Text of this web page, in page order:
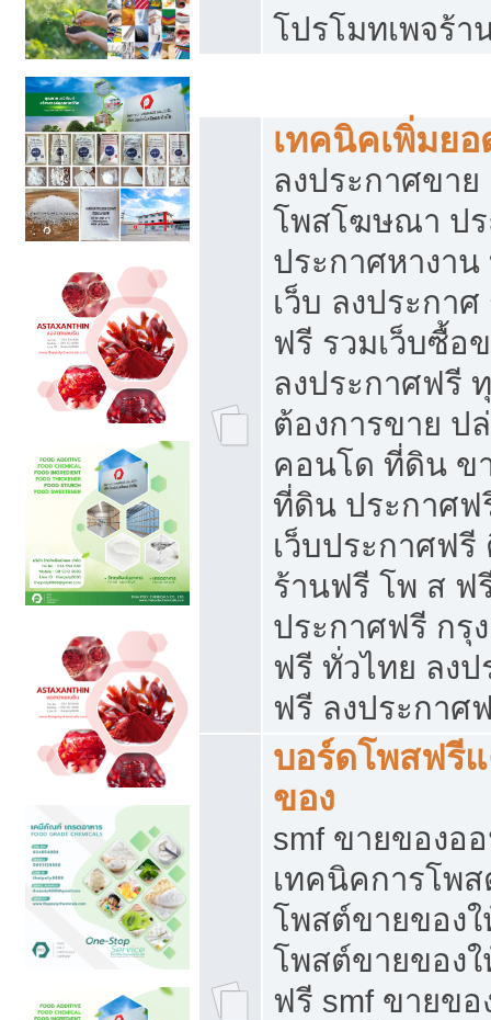
โปรโมทเพจร้า
เทคนิคเพิ่มย
ลงประกาศขา
โพสโฆษณา ป
ประกาศหางา
เว็บ ลงประกา
ฟรี รวมเว็บซื้อ
ลงประกาศฟรี
ต้องการขาย ป
คอนโด ที่ดิน ข
ที่ดิน ประกาศฟ
เว็บประกาศฟ
ร้านฟรี โพ ส ฟ
ประกาศฟรี กรุ
ฟรี ทั่วไทย ลง
ฟรี ลงประกาศ
บอร์ดโพสฟรี
ของ
smf ขายของอ
เทคนิคการโพ
โพสต์ขายของ
โพสต์ขายของ
ฟรี smf ขายข